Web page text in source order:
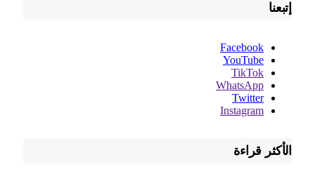
إتبعنا
Facebook
YouTube
TikTok
WhatsApp
Twitter
Instagram
الأكثر قراءة